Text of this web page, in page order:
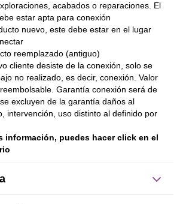
acabados o reparaciones. El
estar apta para conexión
nuevo, este debe estar en el lugar
reemplazado (antiguo)
cliente desiste de la conexión, solo se
no realizado, es decir, conexión. Valor
Garantía conexión será de
excluyen de la garantía daños al
intervención, uso distinto al definido por
información, puedes hacer click en el